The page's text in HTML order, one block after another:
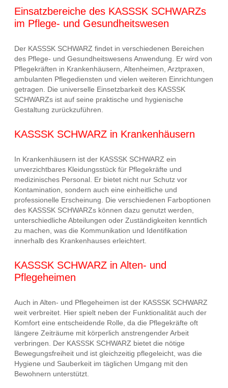
Einsatzbereiche des KASSSK SCHWARZs
im Pflege- und Gesundheitswesen
Der KASSSK SCHWARZ findet in verschiedenen Bereichen
des Pflege- und Gesundheitswesens Anwendung. Er wird von
Pflegekräften in Krankenhäusern, Altenheimen, Arztpraxen,
ambulanten Pflegediensten und vielen weiteren Einrichtungen
getragen. Die universelle Einsetzbarkeit des KASSSK
SCHWARZs ist auf seine praktische und hygienische
Gestaltung zurückzuführen.
KASSSK SCHWARZ in Krankenhäusern
In Krankenhäusern ist der KASSSK SCHWARZ ein
unverzichtbares Kleidungsstück für Pflegekräfte und
medizinisches Personal. Er bietet nicht nur Schutz vor
Kontamination, sondern auch eine einheitliche und
professionelle Erscheinung. Die verschiedenen Farboptionen
des KASSSK SCHWARZs können dazu genutzt werden,
unterschiedliche Abteilungen oder Zuständigkeiten kenntlich
zu machen, was die Kommunikation und Identifikation
innerhalb des Krankenhauses erleichtert.
KASSSK SCHWARZ in Alten- und
Pflegeheimen
Auch in Alten- und Pflegeheimen ist der KASSSK SCHWARZ
weit verbreitet. Hier spielt neben der Funktionalität auch der
Komfort eine entscheidende Rolle, da die Pflegekräfte oft
längere Zeiträume mit körperlich anstrengender Arbeit
verbringen. Der KASSSK SCHWARZ bietet die nötige
Bewegungsfreiheit und ist gleichzeitig pflegeleicht, was die
Hygiene und Sauberkeit im täglichen Umgang mit den
Bewohnern unterstützt.